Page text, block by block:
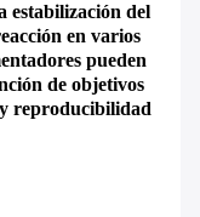
estabilización del
en varios
pueden
de objetivos
reproducibilidad